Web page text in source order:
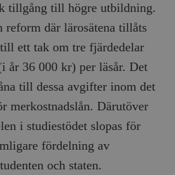
tillgång till högre utbildning.
reform där lärosätena tillåts
ett tak om tre fjärdedelar
år 36 000 kr) per läsår. Det
till dessa avgifter inom det
merkostnadslån. Därutöver
i studiestödet slopas för
fördelning av
och staten.